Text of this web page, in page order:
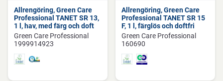
Allrengöring, Green Care
Professional TANET SR 13,
1 l, hav, med färg och doft
Green Care Professional
1999914923
Allrengöring, Green Care
Professional TANET SR 15
F, 1 l, färglös och doftfri
Green Care Professional
160690